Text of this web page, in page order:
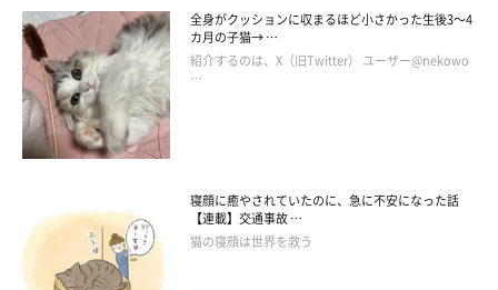
全身がクッションに収まるほど小さかった生後3～4
カ月の子猫→ …
紹介するのは、X（旧Twitter） ユーザー@nekowo
…
寝顔に癒やされていたのに、急に不安になった話
【連載】交通事故 …
猫の寝顔は世界を救う